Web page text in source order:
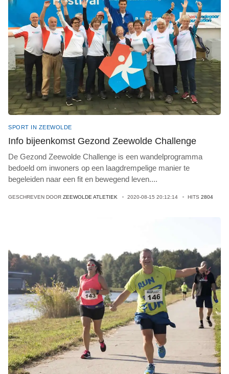
SPORT IN ZEEWOLDE
Info bijeenkomst Gezond Zeewolde Challenge
De Gezond Zeewolde Challenge is een wandelprogramma
bedoeld om inwoners op een laagdrempelige manier te
begeleiden naar een fit en bewegend leven....
GESCHREVEN DOOR ZEEWOLDE ATLETIEK 2020-08-15 20:12:14 HITS 2804